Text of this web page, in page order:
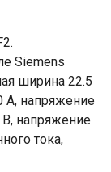
Siemens
ширина 22.5
А, напряжение
напряжение
тока,